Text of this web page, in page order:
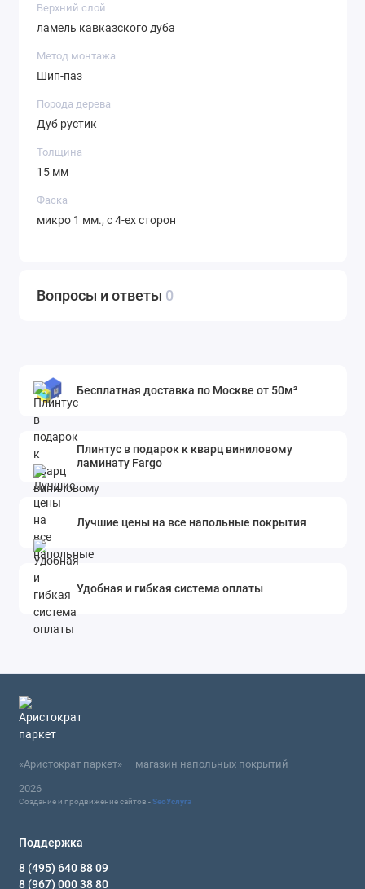
Верхний слой
ламель кавказского дуба
Метод монтажа
Шип-паз
Порода дерева
Дуб рустик
Толщина
15 мм
Фаска
микро 1 мм., с 4-ех сторон
Вопросы и ответы 0
Бесплатная доставка по Москве от 50м²
Плинтус в подарок к кварц виниловому
ламинату Fargo
Лучшие цены на все напольные покрытия
Удобная и гибкая система оплаты
«Аристократ паркет» — магазин напольных покрытий
2026
Создание и продвижение сайтов -SeoУслуга
Поддержка
8 (495) 640 88 09
8 (967) 000 38 80